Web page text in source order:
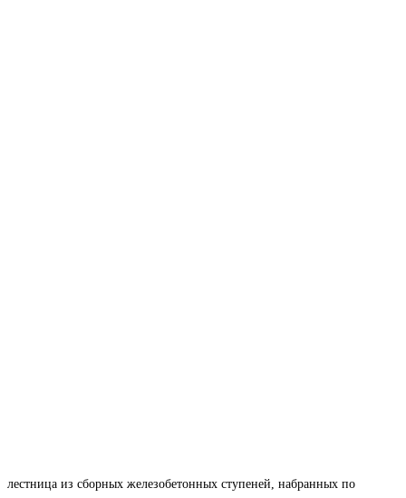
лестница из сборных железобетонных ступеней, набранных по